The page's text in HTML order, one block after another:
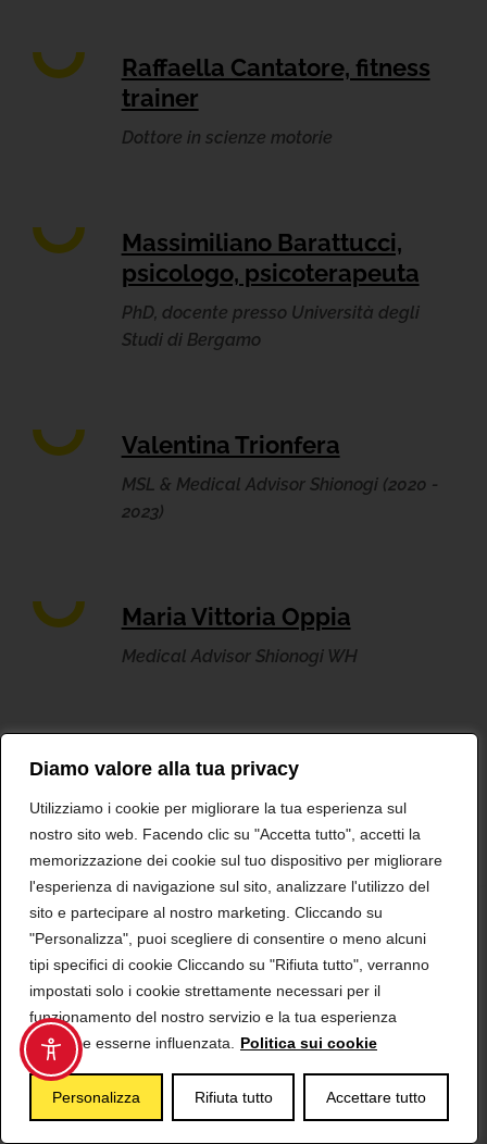
Diamo valore alla tua privacy
Utilizziamo i cookie per migliorare la tua esperienza sul
nostro sito web. Facendo clic su "Accetta tutto", accetti la
memorizzazione dei cookie sul tuo dispositivo per migliorare
l'esperienza di navigazione sul sito, analizzare l'utilizzo del
sito e partecipare al nostro marketing. Cliccando su
"Personalizza", puoi scegliere di consentire o meno alcuni
tipi specifici di cookie Cliccando su "Rifiuta tutto", verranno
impostati solo i cookie strettamente necessari per il
funzionamento del nostro servizio e la tua esperienza
potrebbe esserne influenzata.
Politica sui cookie
Personalizza Rifiuta tutto Accettare tutto
Raffaella Cantatore, fitness
trainer
Dottore in scienze motorie
Massimiliano Barattucci,
psicologo, psicoterapeuta
PhD, docente presso Università degli
Studi di Bergamo
Valentina Trionfera
MSL & Medical Advisor Shionogi (2020 -
2023)
Maria Vittoria Oppia
Medical Advisor Shionogi WH
Elena Vita
MSL & Medical Advisor Shionogi WH
(agosto 2018 - settembre 2020)
Scopri il Magazine
PiùMe